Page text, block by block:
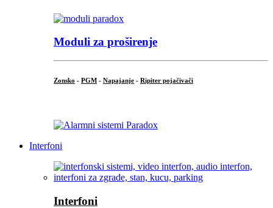
Moduli za proširenje
Zonsko - PGM - Napajanje - Ripiter pojačivači
Interfoni
Interfoni